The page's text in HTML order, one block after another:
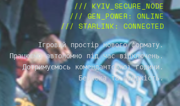
/// KYIV_SECURE_NODE
/// GEN_POWER: ONLINE
/// STARLINK: CONNECTED
Ігровий простір нового формату.
Працюємо автономно під час відключень.
Дотримуємось комендантської години.
Безпека та швидкість.